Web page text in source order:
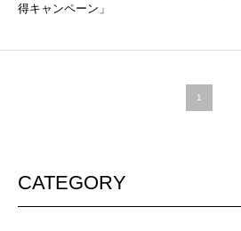
得キャンペーン」
1
CATEGORY